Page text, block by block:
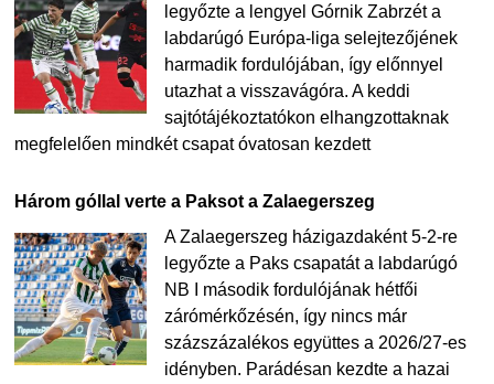
legyőzte a lengyel Górnik Zabrzét a
labdarúgó Európa-liga selejtezőjének
harmadik fordulójában, így előnnyel
utazhat a visszavágóra. A keddi
sajtótájékoztatókon elhangzottaknak
megfelelően mindkét csapat óvatosan kezdett
Három góllal verte a Paksot a Zalaegerszeg
A Zalaegerszeg házigazdaként 5-2-re
legyőzte a Paks csapatát a labdarúgó
NB I második fordulójának hétfői
zárómérkőzésén, így nincs már
százszázalékos együttes a 2026/27-es
idényben. Parádésan kezdte a hazai